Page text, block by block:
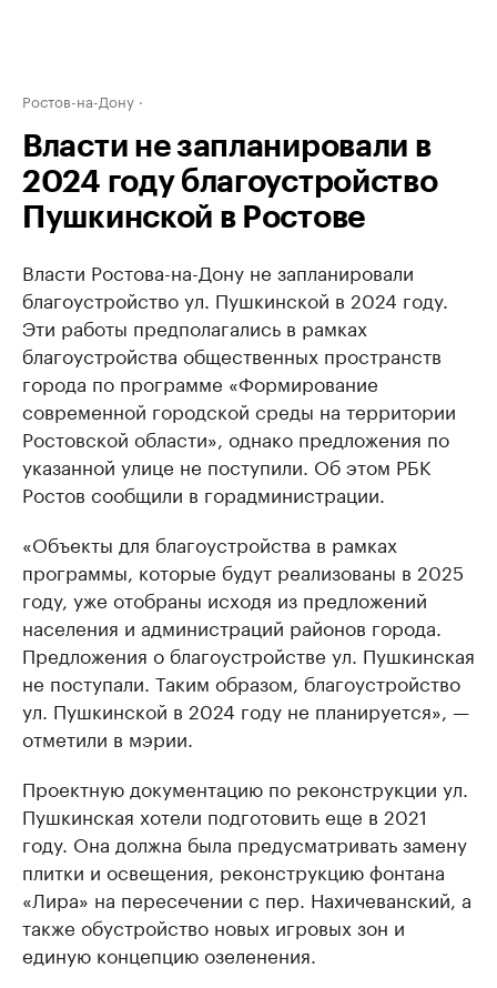
Ростов-на-Дону
Власти не запланировали в
2024 году благоустройство
Пушкинской в Ростове
Власти Ростова-на-Дону не запланировали
благоустройство ул. Пушкинской в 2024 году.
Эти работы предполагались в рамках
благоустройства общественных пространств
города по программе «Формирование
современной городской среды на территории
Ростовской области», однако предложения по
указанной улице не поступили. Об этом РБК
Ростов сообщили в горадминистрации.
«Объекты для благоустройства в рамках
программы, которые будут реализованы в 2025
году, уже отобраны исходя из предложений
населения и администраций районов города.
Предложения о благоустройстве ул. Пушкинская
не поступали. Таким образом, благоустройство
ул. Пушкинской в 2024 году не планируется», —
отметили в мэрии.
Проектную документацию по реконструкции ул.
Пушкинская хотели подготовить еще в 2021
году. Она должна была предусматривать замену
плитки и освещения, реконструкцию фонтана
«Лира» на пересечении с пер. Нахичеванский, а
также обустройство новых игровых зон и
единую концепцию озеленения.